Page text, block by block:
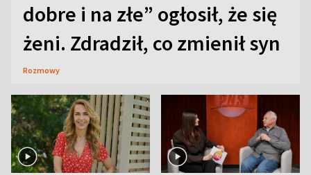
dobre i na złe” ogłosił, że się
żeni. Zdradził, co zmienił syn
Rozmowy